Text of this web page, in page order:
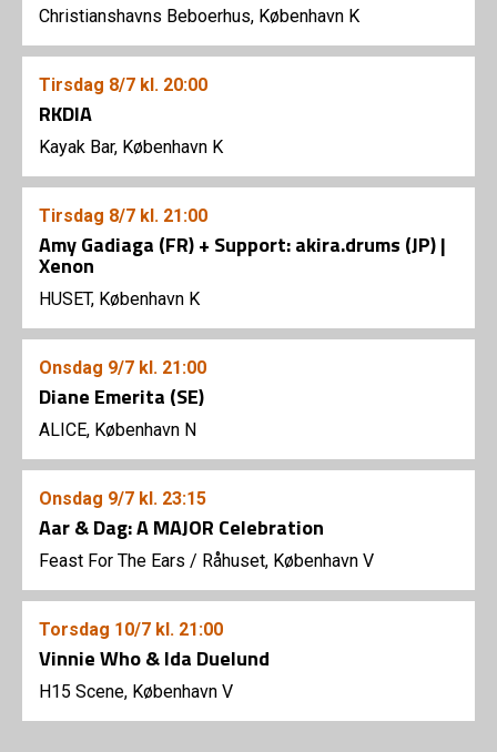
Christianshavns Beboerhus, København K
Tirsdag 8/7 kl. 20:00
RKDIA
Kayak Bar, København K
Tirsdag 8/7 kl. 21:00
Amy Gadiaga (FR) + Support: akira.drums (JP) |
Xenon
HUSET, København K
Onsdag 9/7 kl. 21:00
Diane Emerita (SE)
ALICE, København N
Onsdag 9/7 kl. 23:15
Aar & Dag: A MAJOR Celebration
Feast For The Ears / Råhuset, København V
Torsdag 10/7 kl. 21:00
Vinnie Who & Ida Duelund
H15 Scene, København V